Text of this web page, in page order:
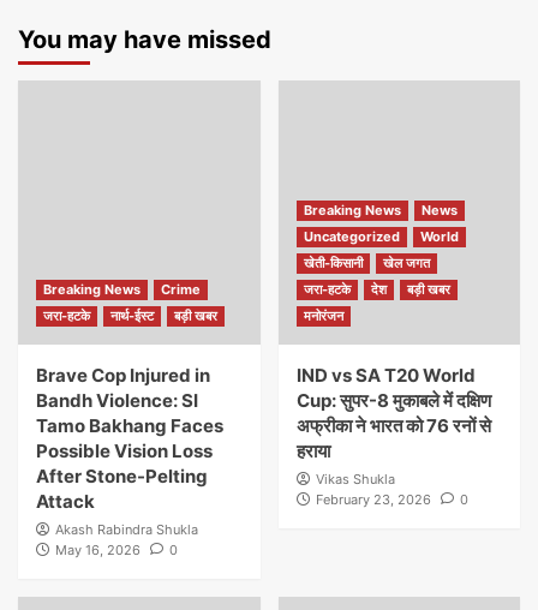
You may have missed
Breaking News
Crime
जरा-हटके
नार्थ-ईस्ट बड़ी खबर
Brave Cop Injured in
Bandh Violence: SI
Tamo Bakhang Faces
Possible Vision Loss
After Stone-Pelting
Attack
Akash Rabindra Shukla
May 16, 2026
0
Breaking News
News
Uncategorized
World
खेती-किसानी
खेल जगत
जरा-हटके
देश
बड़ी खबर
मनोरंजन
IND vs SA T20 World
Cup: सुपर-8 मुकाबले में दक्षिण
अफ्रीका ने भारत को 76 रनों से
हराया
Vikas Shukla
February 23, 2026
0